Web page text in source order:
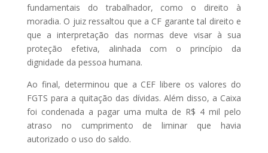
fundamentais do trabalhador, como o direito à
moradia. O juiz ressaltou que a CF garante tal direito e
que a interpretação das normas deve visar à sua
proteção efetiva, alinhada com o princípio da
dignidade da pessoa humana.
Ao final, determinou que a CEF libere os valores do
FGTS para a quitação das dívidas. Além disso, a Caixa
foi condenada a pagar uma multa de R$ 4 mil pelo
atraso no cumprimento de liminar que havia
autorizado o uso do saldo.